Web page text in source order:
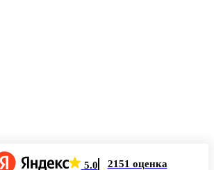
5.0 2151 оценка